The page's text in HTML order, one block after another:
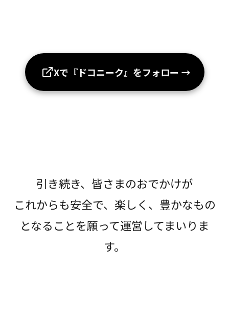
Xで『ドコニーク』をフォロー →
引き続き、皆さまのおでかけが
これからも安全で、楽しく、豊かなもの
となることを願って運営してまいりま
す。